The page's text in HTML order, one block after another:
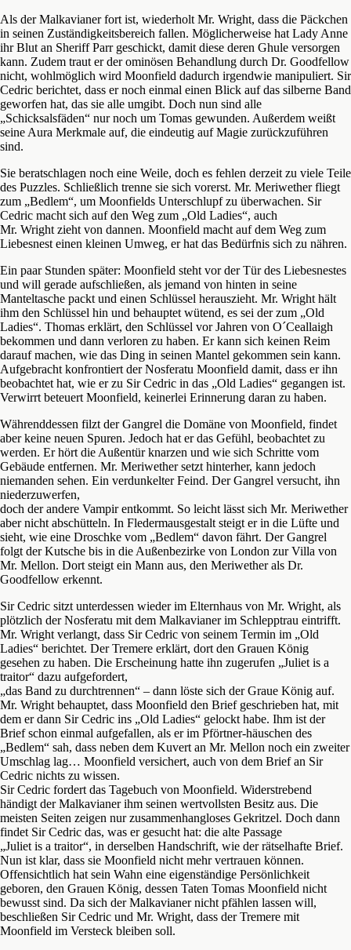
Als der Malkavianer fort ist, wiederholt Mr. Wright, dass die Päckchen
in seinen Zuständigkeitsbereich fallen. Möglicherweise hat Lady Anne
ihr Blut an Sheriff Parr geschickt, damit diese deren Ghule versorgen
kann. Zudem traut er der ominösen Behandlung durch Dr. Goodfellow
nicht, wohlmöglich wird Moonfield dadurch irgendwie manipuliert. Sir
Cedric berichtet, dass er noch einmal einen Blick auf das silberne Band
geworfen hat, das sie alle umgibt. Doch nun sind alle
„Schicksalsfäden“ nur noch um Tomas gewunden. Außerdem weißt
seine Aura Merkmale auf, die eindeutig auf Magie zurückzuführen
sind.
Sie beratschlagen noch eine Weile, doch es fehlen derzeit zu viele Teile
des Puzzles. Schließlich trenne sie sich vorerst. Mr. Meriwether fliegt
zum „Bedlem“, um Moonfields Unterschlupf zu überwachen. Sir
Cedric macht sich auf den Weg zum „Old Ladies“, auch
Mr. Wright zieht von dannen. Moonfield macht auf dem Weg zum
Liebesnest einen kleinen Umweg, er hat das Bedürfnis sich zu nähren.
Ein paar Stunden später: Moonfield steht vor der Tür des Liebesnestes
und will gerade aufschließen, als jemand von hinten in seine
Manteltasche packt und einen Schlüssel herauszieht. Mr. Wright hält
ihm den Schlüssel hin und behauptet wütend, es sei der zum „Old
Ladies“. Thomas erklärt, den Schlüssel vor Jahren von O´Ceallaigh
bekommen und dann verloren zu haben. Er kann sich keinen Reim
darauf machen, wie das Ding in seinen Mantel gekommen sein kann.
Aufgebracht konfrontiert der Nosferatu Moonfield damit, dass er ihn
beobachtet hat, wie er zu Sir Cedric in das „Old Ladies“ gegangen ist.
Verwirrt beteuert Moonfield, keinerlei Erinnerung daran zu haben.
Währenddessen filzt der Gangrel die Domäne von Moonfield, findet
aber keine neuen Spuren. Jedoch hat er das Gefühl, beobachtet zu
werden. Er hört die Außentür knarzen und wie sich Schritte vom
Gebäude entfernen. Mr. Meriwether setzt hinterher, kann jedoch
niemanden sehen. Ein verdunkelter Feind. Der Gangrel versucht, ihn
niederzuwerfen,
doch der andere Vampir entkommt. So leicht lässt sich Mr. Meriwether
aber nicht abschütteln. In Fledermausgestalt steigt er in die Lüfte und
sieht, wie eine Droschke vom „Bedlem“ davon fährt. Der Gangrel
folgt der Kutsche bis in die Außenbezirke von London zur Villa von
Mr. Mellon. Dort steigt ein Mann aus, den Meriwether als Dr.
Goodfellow erkennt.
Sir Cedric sitzt unterdessen wieder im Elternhaus von Mr. Wright, als
plötzlich der Nosferatu mit dem Malkavianer im Schlepptrau eintrifft.
Mr. Wright verlangt, dass Sir Cedric von seinem Termin im „Old
Ladies“ berichtet. Der Tremere erklärt, dort den Grauen König
gesehen zu haben. Die Erscheinung hatte ihn zugerufen „Juliet is a
traitor“ dazu aufgefordert,
„das Band zu durchtrennen“ – dann löste sich der Graue König auf.
Mr. Wright behauptet, dass Moonfield den Brief geschrieben hat, mit
dem er dann Sir Cedric ins „Old Ladies“ gelockt habe. Ihm ist der
Brief schon einmal aufgefallen, als er im Pförtner-häuschen des
„Bedlem“ sah, dass neben dem Kuvert an Mr. Mellon noch ein zweiter
Umschlag lag… Moonfield versichert, auch von dem Brief an Sir
Cedric nichts zu wissen.
Sir Cedric fordert das Tagebuch von Moonfield. Widerstrebend
händigt der Malkavianer ihm seinen wertvollsten Besitz aus. Die
meisten Seiten zeigen nur zusammenhangloses Gekritzel. Doch dann
findet Sir Cedric das, was er gesucht hat: die alte Passage
„Juliet is a traitor“, in derselben Handschrift, wie der rätselhafte Brief.
Nun ist klar, dass sie Moonfield nicht mehr vertrauen können.
Offensichtlich hat sein Wahn eine eigenständige Persönlichkeit
geboren, den Grauen König, dessen Taten Tomas Moonfield nicht
bewusst sind. Da sich der Malkavianer nicht pfählen lassen will,
beschließen Sir Cedric und Mr. Wright, dass der Tremere mit
Moonfield im Versteck bleiben soll.